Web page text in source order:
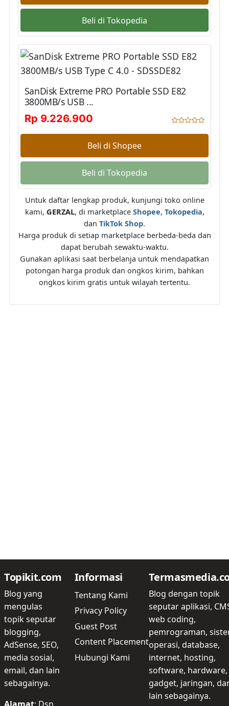
Beli di Tokopedia
SanDisk Extreme PRO Portable SSD E82
3800MB/s USB ...
Rp 9.226.900
Beli di Shopee
Beli di Tokopedia
Untuk daftar lengkap produk, kunjungi toko online
kami, GERZAL, di marketplace Shopee, Tokopedia,
dan TikTok Shop.
Harga produk di setiap marketplace berbeda-beda dan
dapat berubah sewaktu-waktu.
Gunakan aplikasi saat berbelanja untuk mendapatkan
potongan harga produk dan ongkos kirim, bahkan
ongkos kirim gratis untuk wilayah tertentu.
Topikit.com
Blog yang
mengulas
topik seputar
blogging,
AdSense, SEO,
media sosial,
email, dan lain
sebagainya.
Informasi
Tentang Kami
Privacy Policy
Guest Post
Content Placement
Hubungi Kami
Blog dengan topik
seputar aplikasi,
web coding,
pemrograman,
operasi, database,
internet, hosting,
software, hardware,
gadget, jaringan,
lain sebagainya.